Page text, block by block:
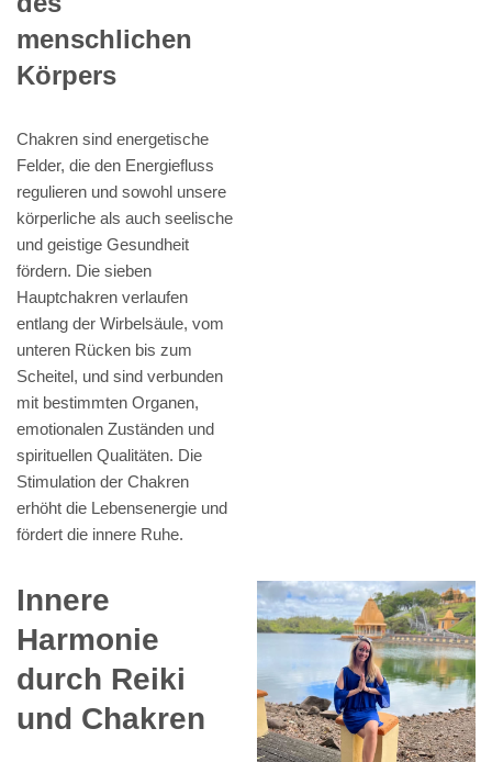
menschlichen
Körpers
Chakren sind energetische
Felder, die den Energiefluss
regulieren und sowohl unsere
körperliche als auch seelische
und geistige Gesundheit
fördern. Die sieben
Hauptchakren verlaufen
entlang der Wirbelsäule, vom
unteren Rücken bis zum
Scheitel, und sind verbunden
mit bestimmten Organen,
emotionalen Zuständen und
spirituellen Qualitäten. Die
Stimulation der Chakren
erhöht die Lebensenergie und
fördert die innere Ruhe.
Innere
Harmonie
durch Reiki
und Chakren